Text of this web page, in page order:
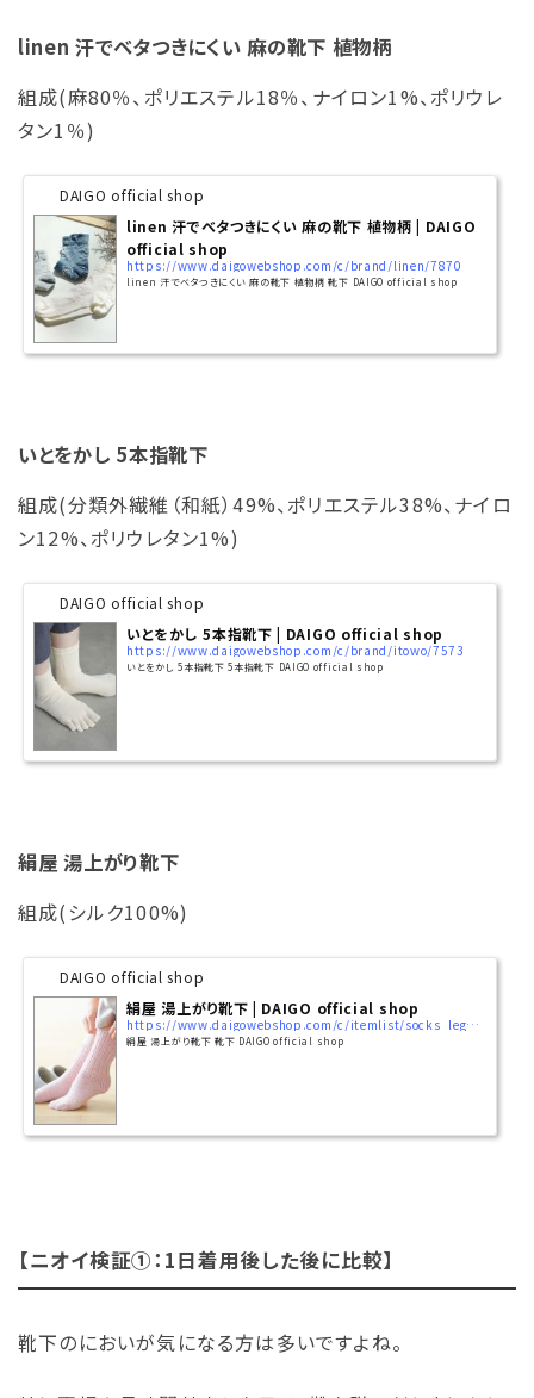
linen 汗でベタつきにくい 麻の靴下 植物柄
組成(麻80％、ポリエステル18％、ナイロン1%、ポリウレ
タン1％)
DAIGO official shop
linen 汗でベタつきにくい 麻の靴下 植物柄 | DAIGO
official shop
https://www.daigowebshop.com/c/brand/linen/7870
linen 汗でベタつきにくい 麻の靴下 植物柄 靴下 DAIGO official shop
いとをかし 5本指靴下
組成(分類外繊維（和紙）49%、ポリエステル38%、ナイロ
ン12%、ポリウレタン1%)
DAIGO official shop
いとをかし 5本指靴下 | DAIGO official shop
https://www.daigowebshop.com/c/brand/itowo/7573
いとをかし 5本指靴下 5本指靴下 DAIGO official shop
絹屋 湯上がり靴下
組成(シルク100%)
DAIGO official shop
絹屋 湯上がり靴下 | DAIGO official shop
https://www.daigowebshop.com/c/itemlist/socks_legwarmers/socks_/4157
絹屋 湯上がり靴下 靴下 DAIGO official shop
【ニオイ検証①：1日着用後した後に比較】
靴下のにおいが気になる方は多いですよね。